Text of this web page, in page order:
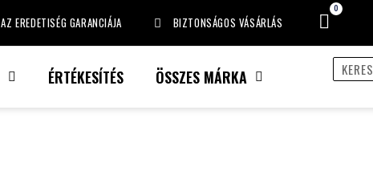
AZ EREDETISÉG GARANCIÁJA BIZTONSÁGOS VÁSÁRLÁS
ÉRTÉKESÍTÉS ÖSSZES MÁRKA